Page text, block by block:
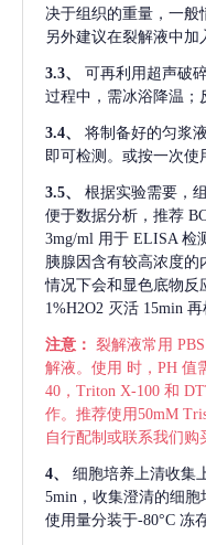
决于组织的重量，一般
另外建议在裂解液中加
3.3、 可再利用超声破
过程中，需冰浴降温；
3.4、 将制备好的匀浆
即可检测。或按一次使
3.5、 根据实验需要，
便于数据分析，推荐
3mg/ml 用于 ELISA 检
胰腺因含有较高浓度的
情况下会和显色底物反
1%H2O2 灭活 15min 再
注意： 裂解液常用
解液。使用 时，PH 值
40，Triton X-100 和
作。推荐使用50mM
自行配制或联系我们购
4、 细胞培养上清收集
5min，收集澄清的细
使用量分装于-80°C 冻